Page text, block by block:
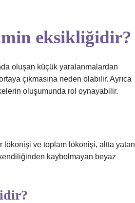
eksikliğidir?
oluşan küçük yaralanmalardan
çıkmasına neden olabilir. Ayrıca
oluşumunda rol oynayabilir.
lökonişi ve toplam lökonişi, altta yatan
kaybolmayan beyaz